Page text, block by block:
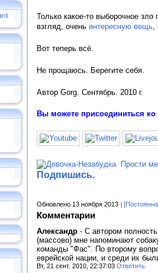
Только какое-то выборочное
взгляд, очень интересную вещь,
Вот теперь всё.
Не прощаюсь. Берегите себя.
Автор Gorg. Сентябрь. 2010 г.
Вы можете присоединиться
Подпишись.
Обновлено 13 ноября 2013
Комментарии
Александр - С автором
(массово) мне напоминают
команды "Фас". По второму
еврейской нации, и среди их
Вт, 21 сент. 2010, 22:37:03 Ответить